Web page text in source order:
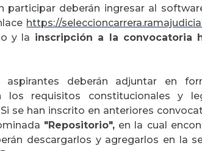
participar deberán ingresar al
https://
y la inscripción a la convocatoria
aspirantes deberán adjuntar en
los requisitos constitucionales y
se han inscrito en anteriores
"Repositorio", en la cual
descargarlos y agregarlos en la